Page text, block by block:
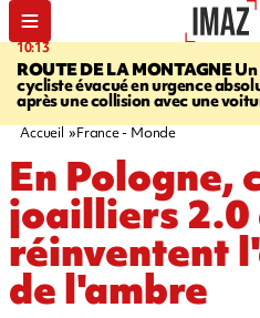
10:13
ROUTE DE LA MONTAGNEUn
cycliste évacué en urgence
après une collision avec une
Accueil France - Monde
En Pologne,
joailliers 2.0
réinventent
de l'ambre